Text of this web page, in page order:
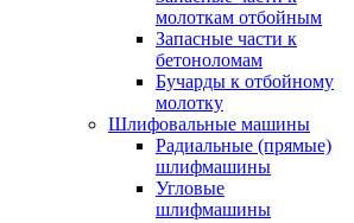
молоткам отбойным
Запасные части к
бетоноломам
Бучарды к отбойному
молотку
Шлифовальные машины
Радиальные (прямые)
шлифмашины
Угловые
шлифмашины